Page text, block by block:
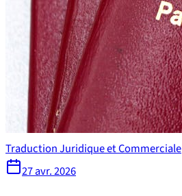
Traduction Juridique et Commerciale
27 avr. 2026